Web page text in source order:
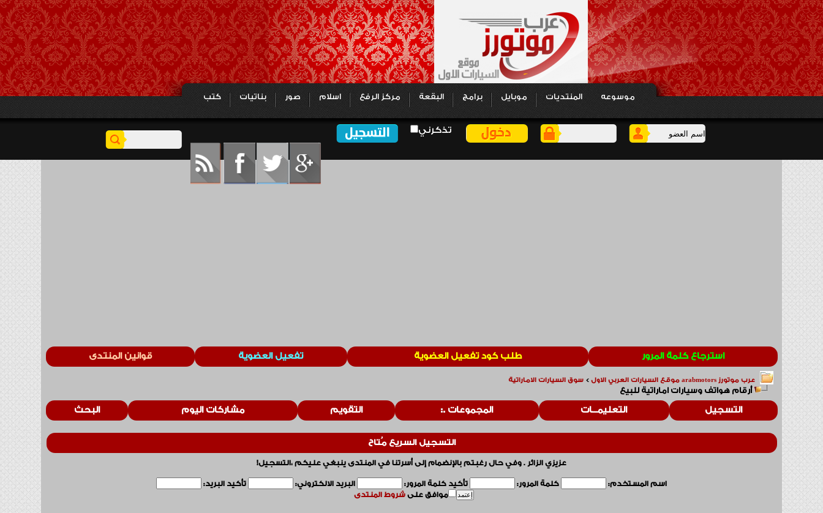
موسوعه المنتديات موبايل برامج البقعة مركز الرفع اسلام صور بناتيات كتب
تذكرني
استرجاع كلمة المرور طلب كود تفعيل العضوية تفعيل العضوية قوانين المنتدى
عرب موتورز arabmotors موقع السيارات العربي الاول >سوق السيارات الاماراتية
أرقام هواتف وسيارات اماراتية للبيع
التسجيل التعليمـــات المجموعات التقويم مشاركات اليوم البحث
التسجيل السريع مُتاح
عزيزي الزائر . وفي حال رغبتم بالإنضمام إلى أسرتنا في المنتدى ينبغي عليكم ،التسجيل!
اسم المستخدم: كلمة المرور: تأكيد كلمة المرور: البريد الالكتروني:
تأكيد البريد:
موافق على شروط المنتدى